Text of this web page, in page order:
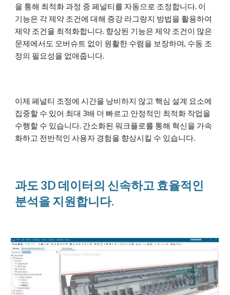
을 통해 최적화 과정 중 페널티를 자동으로 조정합니다. 이
기능은 각 제약 조건에 대해 증강 라그랑지 방법을 활용하여
제약 조건을 최적화합니다. 향상된 기능은 제약 조건이 많은
문제에서도 오버슈트 없이 원활한 수렴을 보장하며, 수동 조
정의 필요성을 없애줍니다.
이제 페널티 조정에 시간을 낭비하지 않고 핵심 설계 요소에
집중할 수 있어 최대 3배 더 빠르고 안정적인 최적화 작업을
수행할 수 있습니다. 간소화된 워크플로를 통해 혁신을 가속
화하고 전반적인 사용자 경험을 향상시킬 수 있습니다.
과도 3D 데이터의 신속하고 효율적인
분석을 지원합니다.